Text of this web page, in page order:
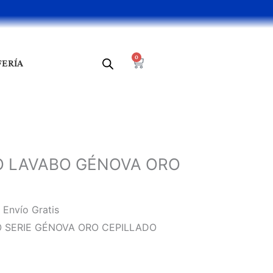
0
Cart
GÉNOVA ORO
precio
actual
67,18 €.
Envío Gratis
GÉNOVA ORO CEPILLADO